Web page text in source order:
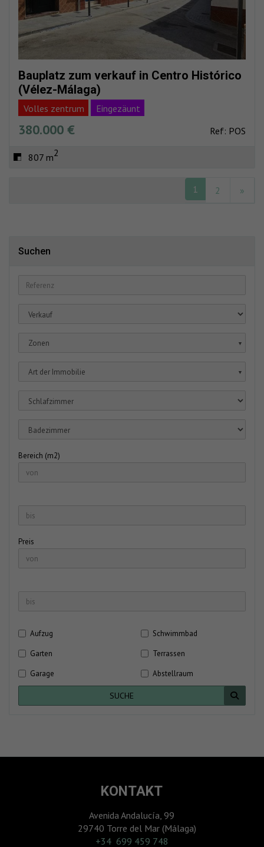
Bauplatz zum verkauf in Centro Histórico
(Vélez-Málaga)
Volles zentrum Eingezäunt
380.000 € Ref: POS
807 m2
1 2 »
Suchen
Zonen ▼
Art der Immobilie ▼
Bereich (m2)
Preis
Aufzug
Schwimmbad
Garten
Terrassen
Garage
Abstellraum
SUCHE
KONTAKT
Avenida Andalucía, 99
29740 Torre del Mar (Málaga)
‎+34 699 459 748